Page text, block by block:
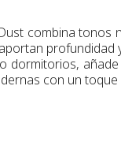
combina tonos
dormitorios,
con un toque